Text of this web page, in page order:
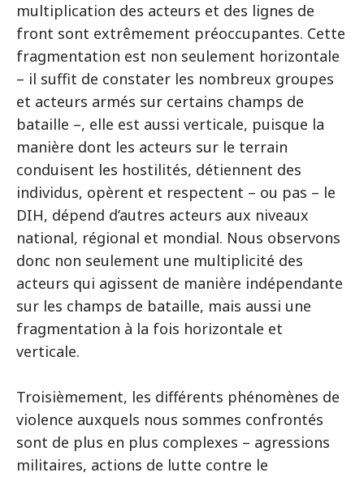
multiplication des acteurs et des lignes de
front sont extrêmement préoccupantes. Cette
fragmentation est non seulement horizontale
– il suffit de constater les nombreux groupes
et acteurs armés sur certains champs de
bataille –, elle est aussi verticale, puisque la
manière dont les acteurs sur le terrain
conduisent les hostilités, détiennent des
individus, opèrent et respectent – ou pas – le
DIH, dépend d’autres acteurs aux niveaux
national, régional et mondial. Nous observons
donc non seulement une multiplicité des
acteurs qui agissent de manière indépendante
sur les champs de bataille, mais aussi une
fragmentation à la fois horizontale et
verticale.
Troisièmement, les différents phénomènes de
violence auxquels nous sommes confrontés
sont de plus en plus complexes – agressions
militaires, actions de lutte contre le